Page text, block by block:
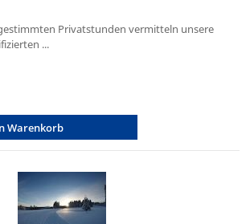
Privatstunden vermitteln unsere
...
Warenkorb